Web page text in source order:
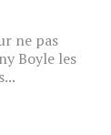
ne pas
Boyle les